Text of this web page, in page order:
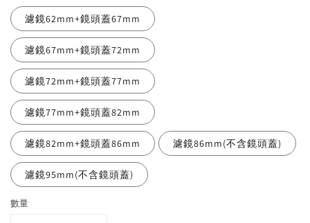
濾鏡62mm+鏡頭蓋67mm
濾鏡67mm+鏡頭蓋72mm
濾鏡72mm+鏡頭蓋77mm
濾鏡77mm+鏡頭蓋82mm
濾鏡82mm+鏡頭蓋86mm 濾鏡86mm(不含鏡頭蓋)
濾鏡95mm(不含鏡頭蓋)
數量